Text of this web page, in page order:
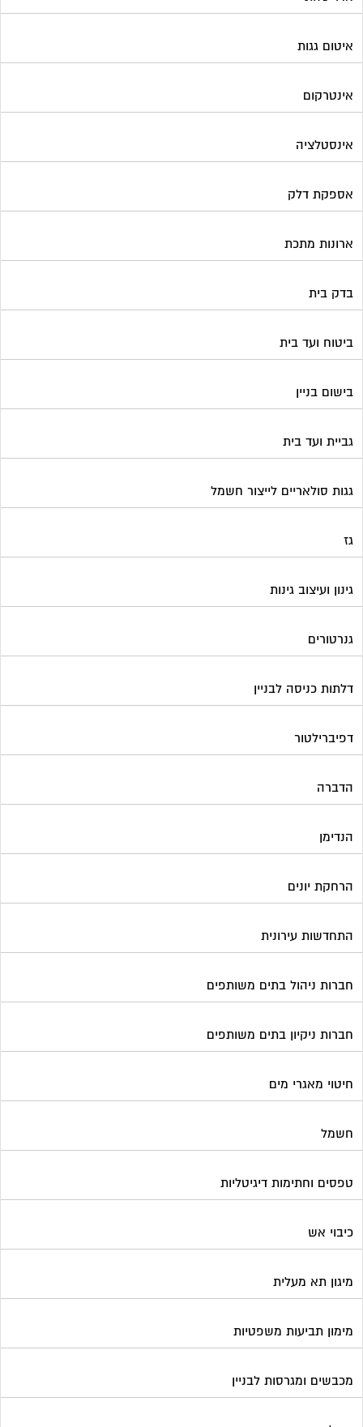
איטום גגות
אינטרקום
אינסטלציה
אספקת דלק
ארונות מתכת
בדק בית
ביטוח ועד בית
בישום בניין
גביית ועד בית
גגות סולאריים לייצור חשמל
גז
גינון ועיצוב גינות
גנרטורים
דלתות כניסה לבניין
דפיברילטור
הדברה
הנדימן
הרחקת יונים
התחדשות עירונית
חברות ניהול בתים משותפים
חברות ניקיון בתים משותפים
חיטוי מאגרי מים
חשמל
טפסים וחתימות דיגיטליות
כיבוי אש
מיגון תא מעלית
מימון תביעות משפטיות
מכבשים ומגרסות לבניין